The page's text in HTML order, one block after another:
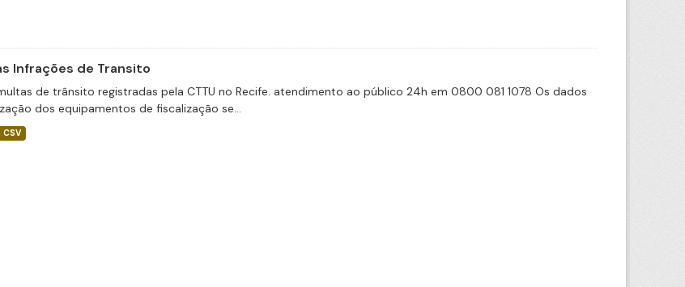
Infrações de Transito
de trânsito registradas pela CTTU no Recife. atendimento ao público 24h em 0800 081 1078 Os dados
dos equipamentos de fiscalização se...
CSV